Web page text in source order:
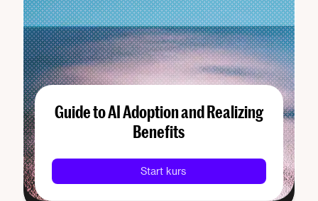
Guide to AI Adoption and Realizing
Benefits
Start kurs